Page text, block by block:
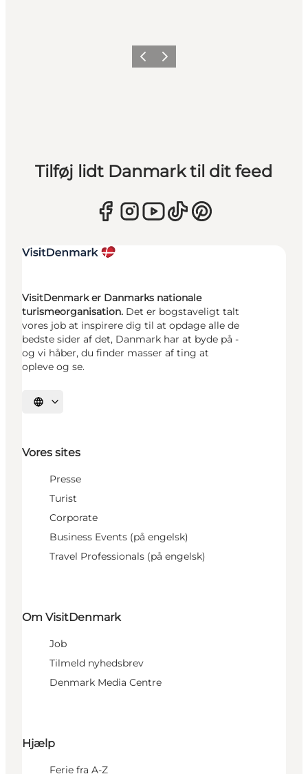
ForrigeNæste
Tilføj lidt Danmark til dit feed
VisitDenmark er Danmarks nationale
turismeorganisation. Det er bogstaveligt talt
vores job at inspirere dig til at opdage alle de
bedste sider af det, Danmark har at byde på -
og vi håber, du finder masser af ting at
opleve og se.
Vælg sprog
Vores sites
Presse
Turist
Corporate
Business Events (på engelsk)
Travel Professionals (på engelsk)
Om VisitDenmark
Job
Tilmeld nyhedsbrev
Denmark Media Centre
Hjælp
Ferie fra A-Z